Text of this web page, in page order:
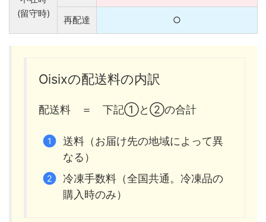
(留守時)
再配達 ○
Oisixの配送料の内訳
配送料 ＝ 下記①と②の合計
送料（お届け先の地域によって異
なる）
冷凍手数料（全国共通。冷凍品の
購入時のみ）